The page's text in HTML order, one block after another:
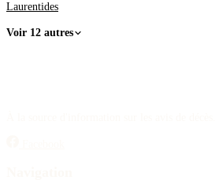
Laurentides
Voir 12 autres